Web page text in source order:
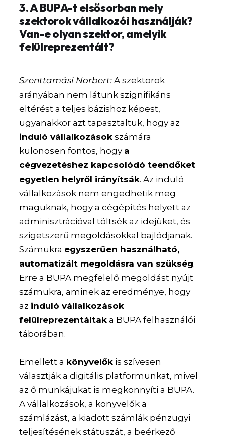
3. A BUPA-t elsősorban mely
szektorok vállalkozói használják?
Van-e olyan szektor, amelyik
felülreprezentált?
Szenttamási Norbert: A szektorok
arányában nem látunk szignifikáns
eltérést a teljes bázishoz képest,
ugyanakkor azt tapasztaltuk, hogy az
induló vállalkozások számára
különösen fontos, hogy a
cégvezetéshez kapcsolódó teendőket
egyetlen helyről irányítsák. Az induló
vállalkozások nem engedhetik meg
maguknak, hogy a cégépítés helyett az
adminisztrációval töltsék az idejüket, és
szigetszerű megoldásokkal bajlódjanak.
Számukra egyszerűen használható,
automatizált megoldásra van szükség.
Erre a BUPA megfelelő megoldást nyújt
számukra, aminek az eredménye, hogy
az induló vállalkozások
felülreprezentáltak a BUPA felhasználói
táborában.
Emellett a könyvelők is szívesen
választják a digitális platformunkat, mivel
az ő munkájukat is megkönnyíti a BUPA.
A vállalkozások, a könyvelők a
számlázást, a kiadott számlák pénzügyi
teljesítésének státuszát, a beérkező